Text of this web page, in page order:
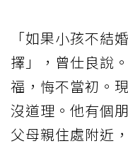
「如果小孩不結
擇」，曾仕良說
福，悔不當初。
沒道理。他有個
父母親住處附近